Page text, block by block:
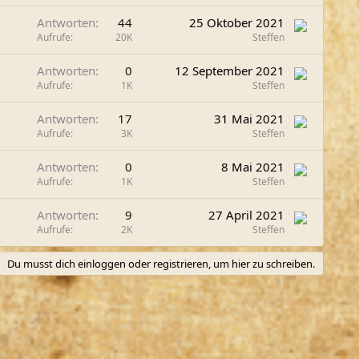
Antworten 44
Aufrufe 20K
25 Oktober 2021
Steffen
Antworten 0
Aufrufe 1K
12 September 2021
Steffen
Antworten 17
Aufrufe 3K
31 Mai 2021
Steffen
Antworten 0
Aufrufe 1K
8 Mai 2021
Steffen
Antworten 9
Aufrufe 2K
27 April 2021
Steffen
Du musst dich einloggen oder registrieren, um hier zu schreiben.